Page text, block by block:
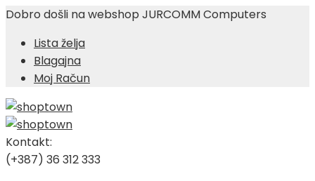
Dobro došli na webshop JURCOMM Computers
Lista želja
Blagajna
Moj Račun
Kontakt:
(+387) 36 312 333